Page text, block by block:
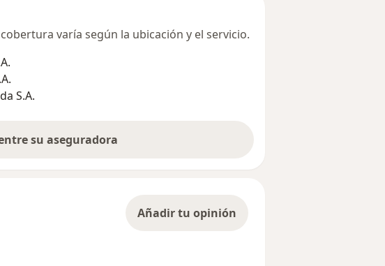
varía según la ubicación y el servicio.
S.A.
su aseguradora
Añadir tu opinión